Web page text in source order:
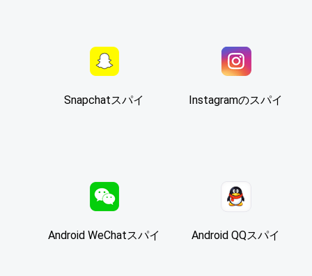
Snapchatスパイ Instagramのスパイ
Android WeChatスパイ Android QQスパイ